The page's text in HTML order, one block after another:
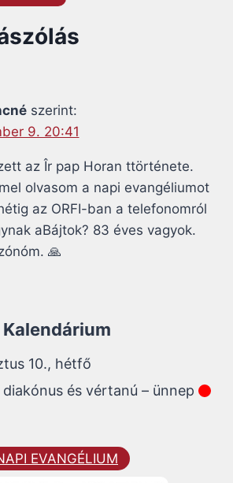
szerint:
9. 20:41
az Îr pap Horan ttörténete.
olvasom a napi evangéliumot
az ORFI-ban a telefonomról
aBájtok? 83 éves vagyok.
🙏
Kalendárium
10., hétfő
és vértanú – ünnep
EVANGÉLIUM